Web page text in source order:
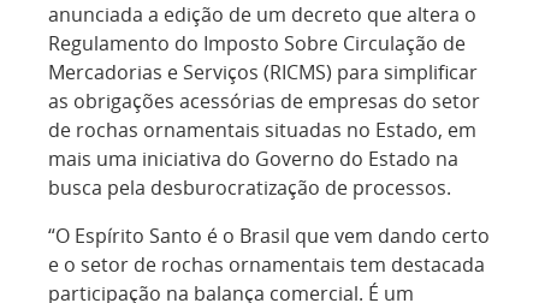
anunciada a edição de um decreto que altera o
Regulamento do Imposto Sobre Circulação de
Mercadorias e Serviços (RICMS) para simplificar
as obrigações acessórias de empresas do setor
de rochas ornamentais situadas no Estado, em
mais uma iniciativa do Governo do Estado na
busca pela desburocratização de processos.
“O Espírito Santo é o Brasil que vem dando certo
e o setor de rochas ornamentais tem destacada
participação na balança comercial. É um